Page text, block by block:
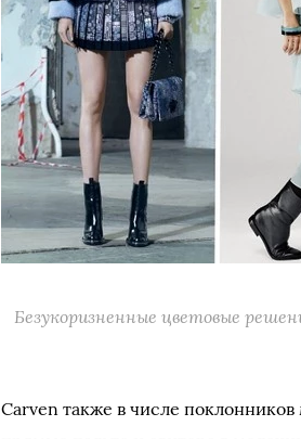
Безукоризненные цветовые
Carven также в числе